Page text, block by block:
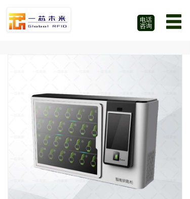
电话
咨询